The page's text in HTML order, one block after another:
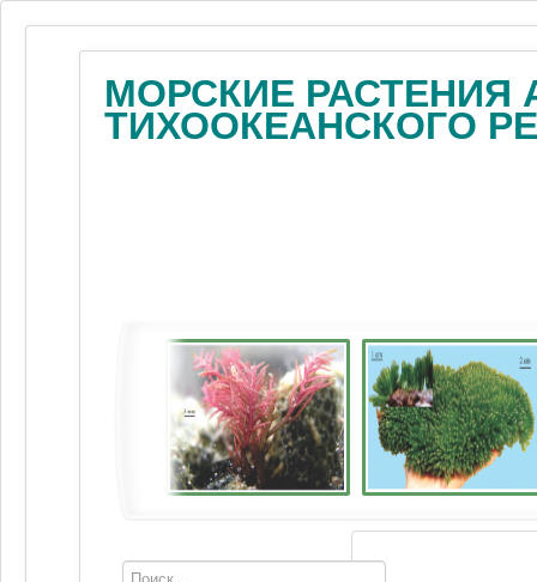
МОРСКИЕ РАСТЕНИЯ
ТИХООКЕАНСКОГО